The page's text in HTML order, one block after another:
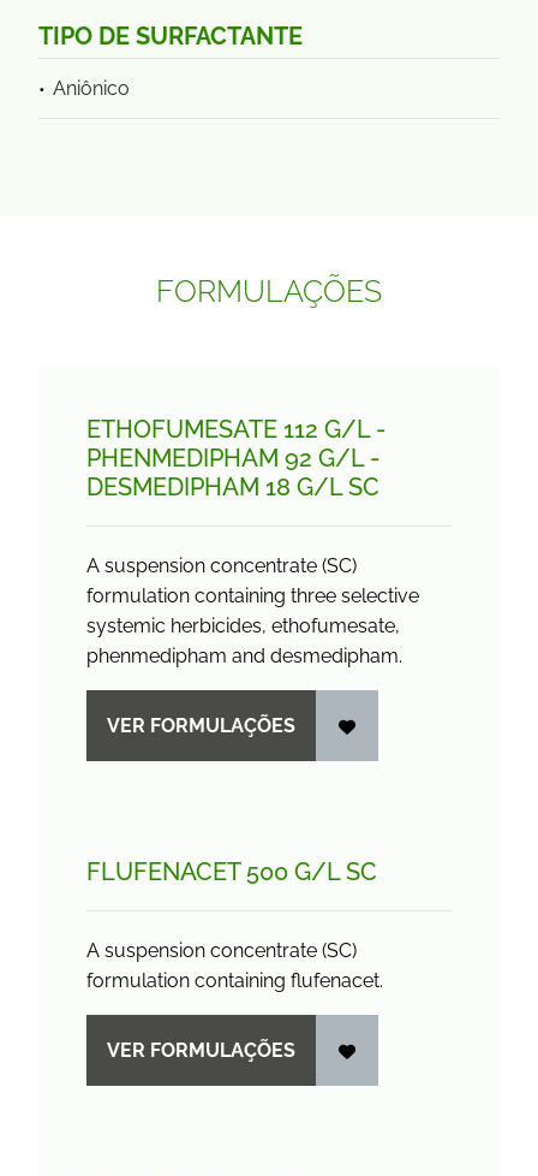
TIPO DE SURFACTANTE
Aniônico
FORMULAÇÕES
ETHOFUMESATE 112 G/L -
PHENMEDIPHAM 92 G/L -
DESMEDIPHAM 18 G/L SC
A suspension concentrate (SC)
formulation containing three selective
systemic herbicides, ethofumesate,
phenmedipham and desmedipham.
VER FORMULAÇÕES
FLUFENACET 500 G/L SC
A suspension concentrate (SC)
formulation containing flufenacet.
VER FORMULAÇÕES